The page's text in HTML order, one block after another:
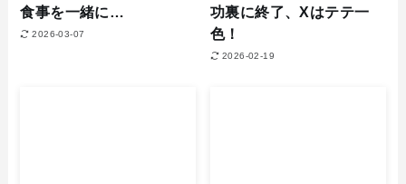
食事を一緒に…
2026-03-07
功裏に終了、Xはテテ一
色！
2026-02-19